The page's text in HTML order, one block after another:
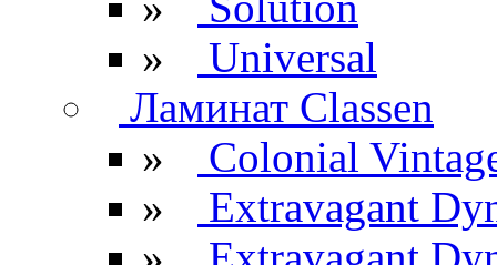
»
Universal
Ламинат Classen
»
Colonial
»
Extravagant